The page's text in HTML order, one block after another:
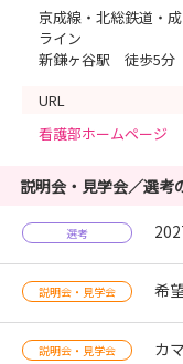
京成線・北総鉄道・
ライン
新鎌ヶ谷駅 徒歩5分
URL
看護部ホームページ
説明会・見学会／選考
選考
説明会・見学会 希
説明会・見学会
カ